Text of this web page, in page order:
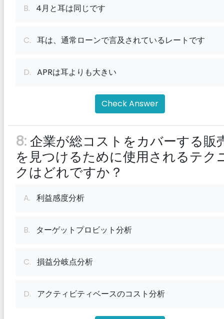
B. 4月と耳は同じです
C. 耳は、通常ローンで言及されているレートです
D. APRは耳よりも大きい
Check Answer
8:企業が総コストをカバーする販
を見つけるために使用されるテク
クはどれですか？
A. 利益感度分析
B. ターゲットプロビット分析
C. 損益分岐点分析
D. アクティビティベースのコスト分析